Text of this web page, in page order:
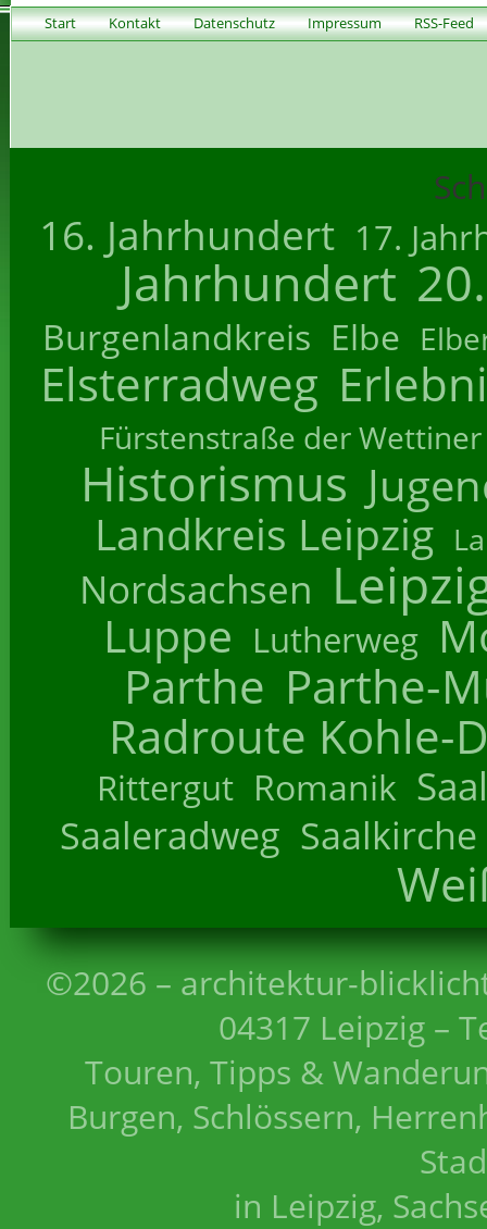
Start Kontakt Datenschutz Impressum RSS-Feed
16. Jahrhundert 17.
Jahrhundert
Burgenlandkreis Elbe
Elsterradweg
Fürstenstraße der Wettiner
Historismus
Landkreis Leipzig
Nordsachsen
Luppe Lutherweg
Parthe Parthe-
Radroute Kohle-
Rittergut Romanik
Saaleradweg Saalkirche
©2026 – architektur-
04317 Leipzig –
Touren, Tipps &
Burgen, Schlössern,
in Leipzig,